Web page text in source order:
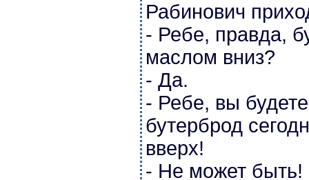
Рабинович
- Ребе, правда,
маслом вниз?
- Да.
- Ребе, вы
бутерброд
вверх!
- Не может быть!